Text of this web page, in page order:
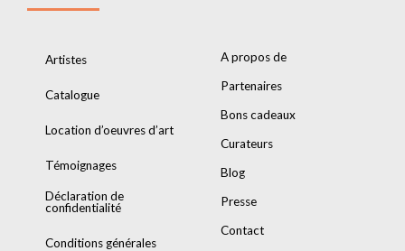
Artistes
Catalogue
Location d’oeuvres d’art
Témoignages
Déclaration de
confidentialité
Conditions générales
A propos de
Partenaires
Bons cadeaux
Curateurs
Blog
Presse
Contact